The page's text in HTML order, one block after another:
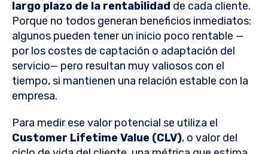
largo plazo de la rentabilidad de cada cliente.
Porque no todos generan beneficios inmediatos:
algunos pueden tener un inicio poco rentable —
por los costes de captación o adaptación del
servicio— pero resultan muy valiosos con el
tiempo, si mantienen una relación estable con la
empresa.
Para medir ese valor potencial se utiliza el
Customer Lifetime Value (CLV), o valor del